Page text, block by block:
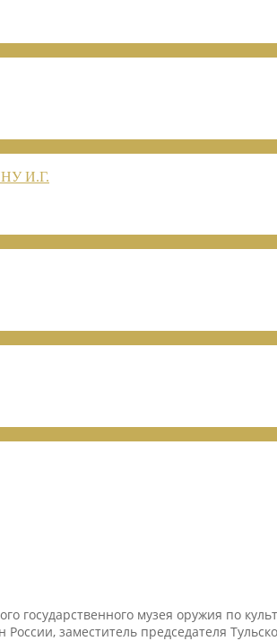
И.Г.
государственного музея оружия по
заместитель председателя